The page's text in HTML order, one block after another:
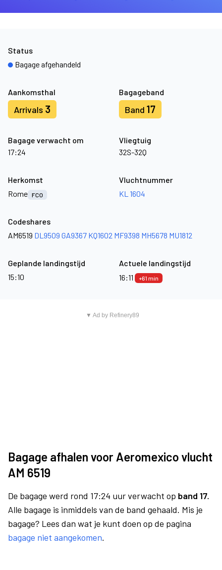
Aankomsthal
Arrivals 3
Bagageband
Band 17
Bagage verwacht om
17:24
Vliegtuig
32S-32Q
Status
Bagage afgehandeld
Herkomst
Rome FCO
Vluchtnummer
KL 1604
Codeshares
AM6519 DL9509 GA9367 KQ1602 MF9398 MH5678 MU1812
Geplande landingstijd
15:10
Actuele landingstijd
16:11
+61 min
▼ Ad by Refinery89
Bagage afhalen voor Aeromexico vlucht
AM 6519
De bagage werd rond 17:24 uur verwacht op band 17.
Alle bagage is inmiddels van de band gehaald. Mis je
bagage? Lees dan wat je kunt doen op de pagina
bagage niet aangekomen.